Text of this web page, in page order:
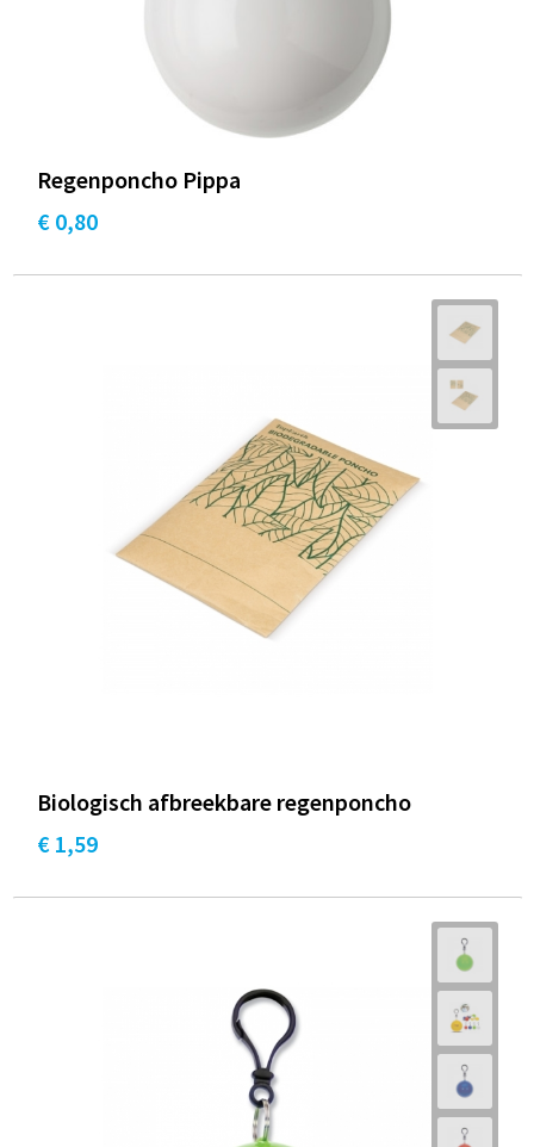
Regenponcho Pippa
€ 0,80
Biologisch afbreekbare regenponcho
€ 1,59